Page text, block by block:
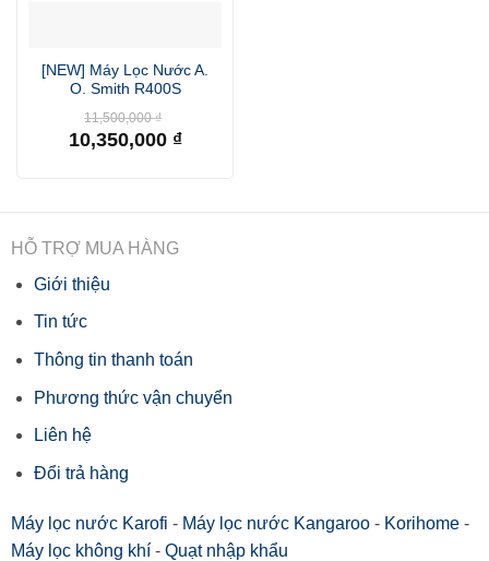
[NEW] Máy Lọc Nước A.
O. Smith R400S
11,500,000₫
gốc
là:
10,350,000 ₫
HỖ TRỢ MUA HÀNG
Giới thiệu
Tin tức
Thông tin thanh toán
Phương thức vận chuyển
Liên hệ
Đổi trả hàng
Máy lọc nước Karofi - Máy lọc nước Kangaroo- Korihome-
Máy lọc không khí- Quạt nhập khẩu